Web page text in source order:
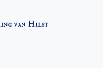
van Hilst